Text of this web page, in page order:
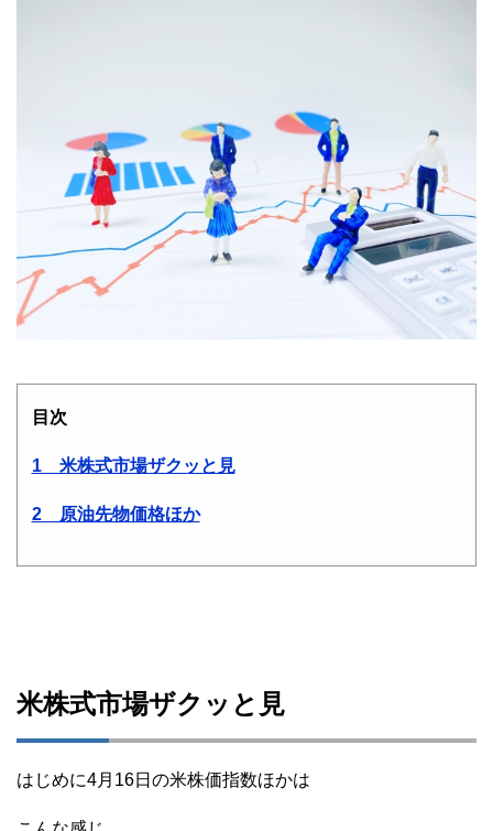
目次
1 米株式市場ザクッと見
2 原油先物価格ほか
米株式市場ザクッと見
はじめに4月16日の米株価指数ほかは